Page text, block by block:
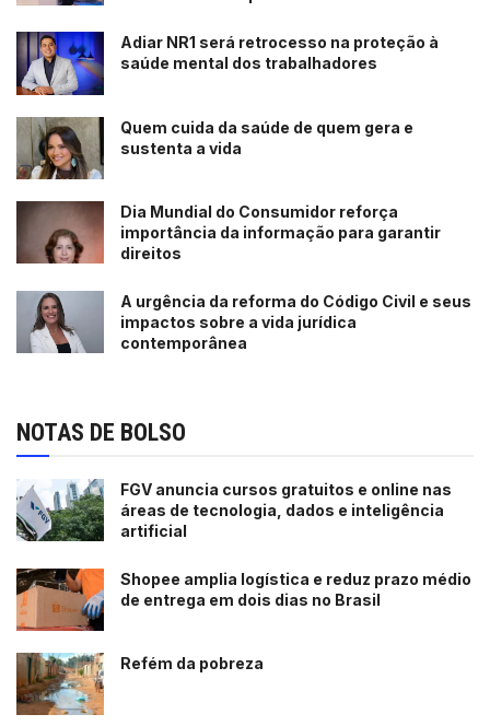
Adiar NR1 será retrocesso na proteção à
saúde mental dos trabalhadores
Quem cuida da saúde de quem gera e
sustenta a vida
Dia Mundial do Consumidor reforça
importância da informação para garantir
direitos
A urgência da reforma do Código Civil e seus
impactos sobre a vida jurídica
contemporânea
NOTAS DE BOLSO
FGV anuncia cursos gratuitos e online nas
áreas de tecnologia, dados e inteligência
artificial
Shopee amplia logística e reduz prazo médio
de entrega em dois dias no Brasil
Refém da pobreza